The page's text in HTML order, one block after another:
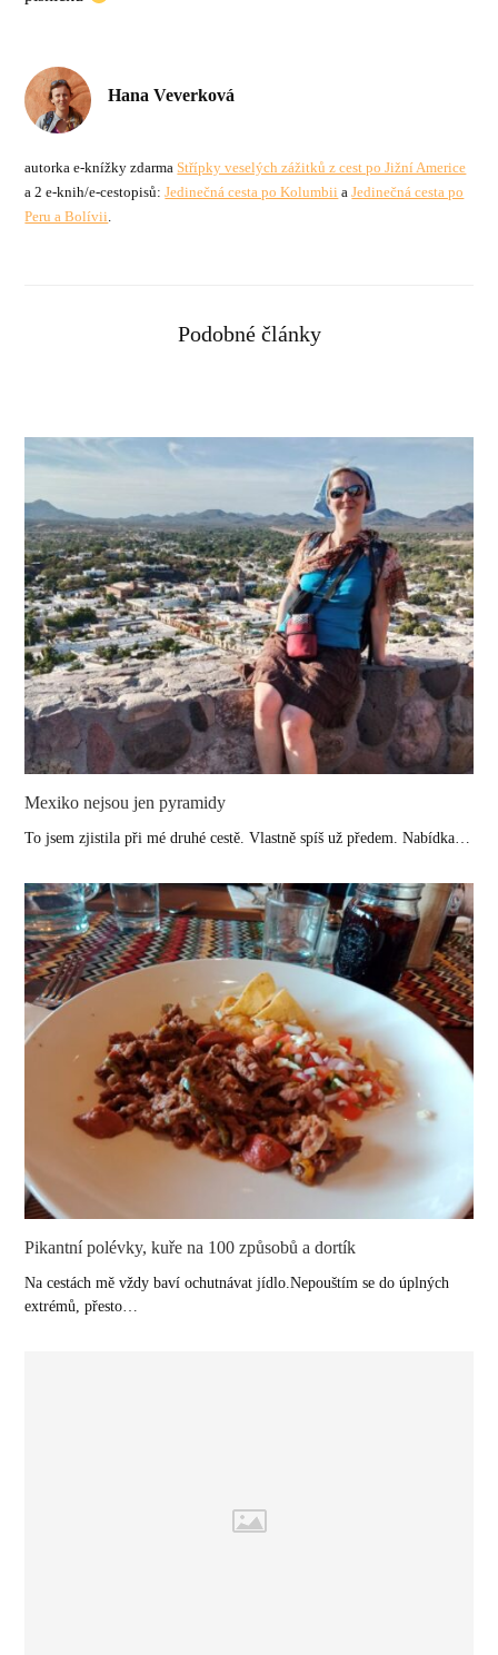
Hana Veverková
autorka e-knížky zdarma Střípky veselých zážitků z cest po Jižní Americe
a 2 e-knih/e-cestopisů:Jedinečná cesta po Kolumbii aJedinečná cesta po
Peru a Bolívii.
Podobné články
Mexiko nejsou jen pyramidy
To jsem zjistila při mé druhé cestě. Vlastně spíš už předem. Nabídka…
Pikantní polévky, kuře na 100 způsobů a dortík
Na cestách mě vždy baví ochutnávat jídlo.Nepouštím se do úplných
extrémů, přesto…